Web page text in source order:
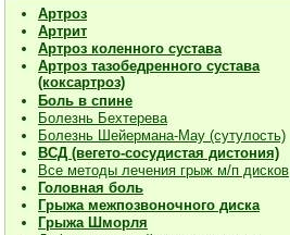
Артроз
Артрит
Артроз коленного сустава
Артроз тазобедренного сустава
(коксартроз)
Боль в спине
Болезнь Бехтерева
Болезнь Шейермана-Мау (сутулость)
ВСД (вегето-сосудистая дистония)
Все методы лечения грыж м/п дисков
Головная боль
Грыжа межпозвоночного диска
Грыжа Шморля